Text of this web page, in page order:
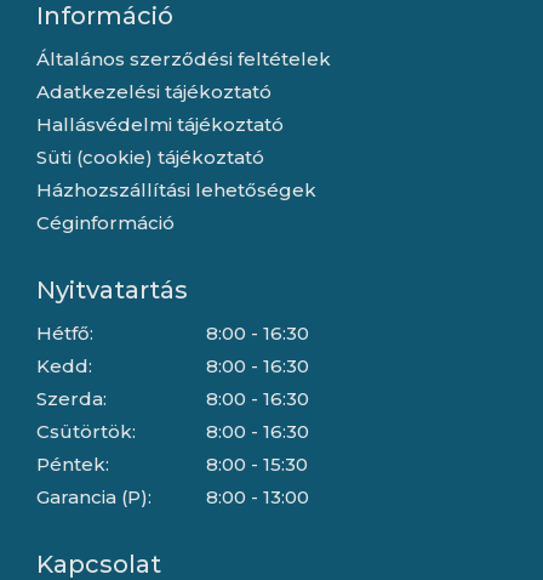
Információ
Általános szerződési feltételek
Adatkezelési tájékoztató
Hallásvédelmi tájékoztató
Süti (cookie) tájékoztató
Házhozszállítási lehetőségek
Céginformáció
Nyitvatartás
Hétfő:
Kedd:
Szerda:
Csütörtök:
Péntek:
Garancia (P):
8:00 - 16:30
8:00 - 16:30
8:00 - 16:30
8:00 - 16:30
8:00 - 15:30
8:00 - 13:00
Kapcsolat